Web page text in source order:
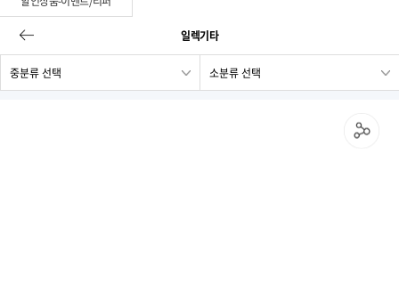
일렉기타